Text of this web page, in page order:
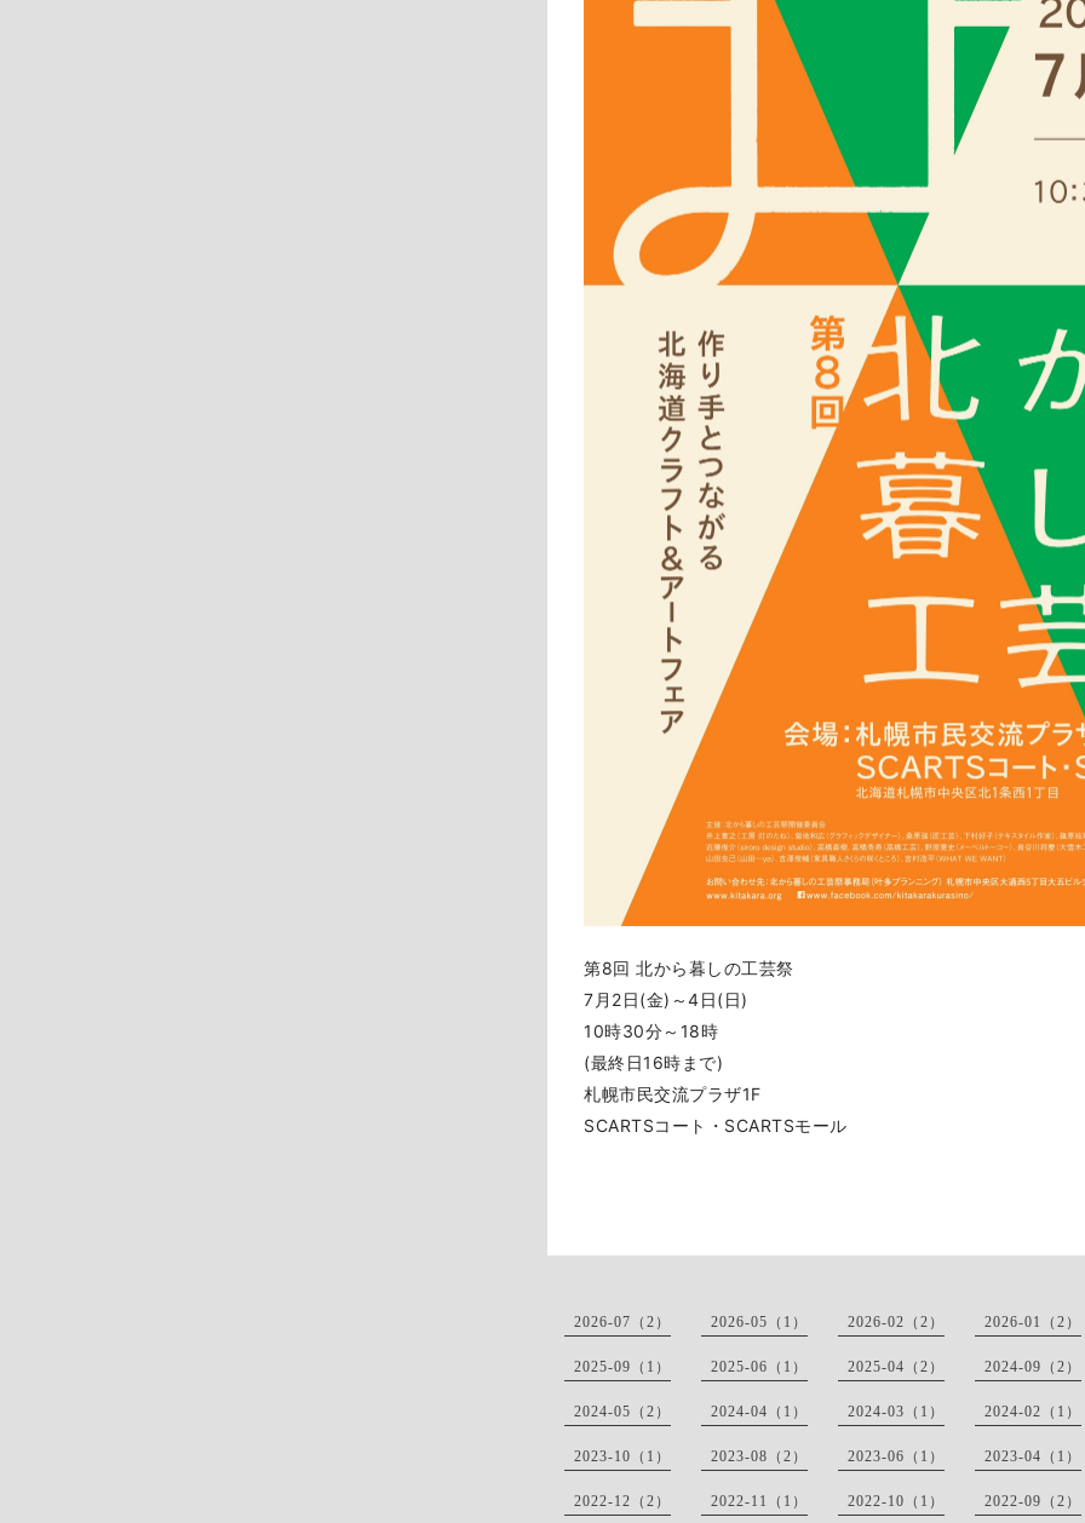
第8回 北から暮しの工芸祭
7月2日(金)～4日(日)
10時30分～18時
(最終日16時まで)
札幌市民交流プラザ1F
SCARTSコート・SCARTSモール
2026-07（2） 2026-05（1） 2026-02（2） 2026-01（2）
2025-09（1） 2025-06（1） 2025-04（2） 2024-09（2）
2024-05（2） 2024-04（1） 2024-03（1） 2024-02（1）
2023-10（1） 2023-08（2） 2023-06（1） 2023-04（1）
2022-12（2） 2022-11（1） 2022-10（1） 2022-09（2）